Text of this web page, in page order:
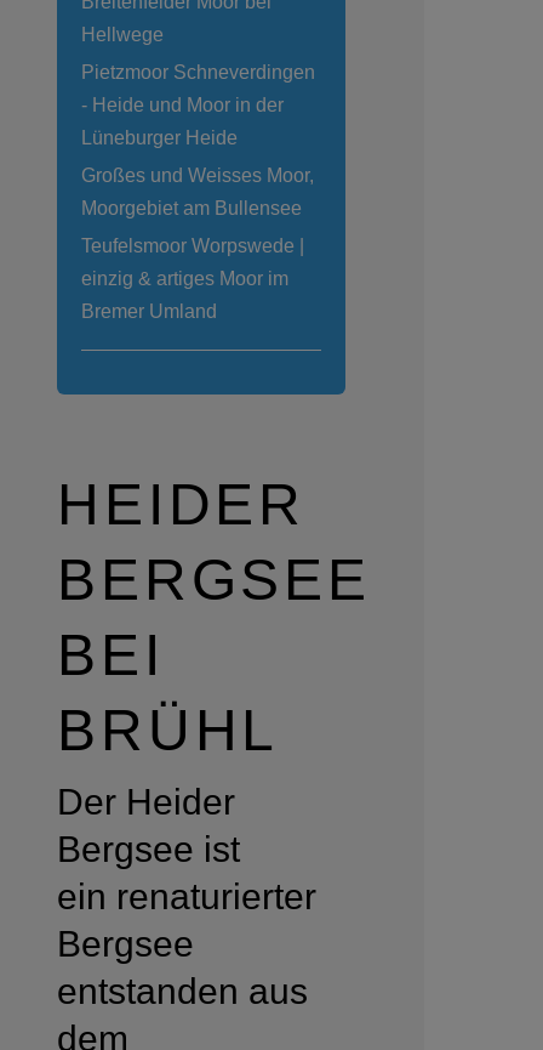
Hellwege
Pietzmoor Schneverdingen
- Heide und Moor in der
Lüneburger Heide
Großes und Weisses Moor,
Moorgebiet am Bullensee
Teufelsmoor Worpswede |
einzig & artiges Moor im
Bremer Umland
HEIDER
BERGSEE
BEI
BRÜHL
Der Heider
Bergsee ist
ein renaturierter
Bergsee
entstanden aus
dem